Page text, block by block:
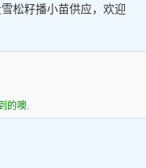
松籽播小苗供应，欢迎
的噢.